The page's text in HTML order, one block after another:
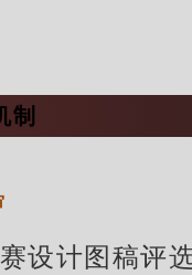
制
设计图稿评